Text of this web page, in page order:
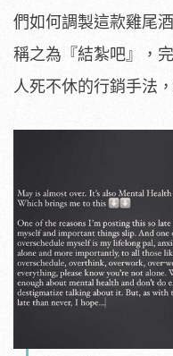
們如何調製這款雞尾
稱之為『結紮吧』，
人死不休的行銷手法